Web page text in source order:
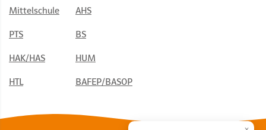
Mittelschule AHS
PTS BS
HAK/HAS HUM
HTL BAFEP/BASOP